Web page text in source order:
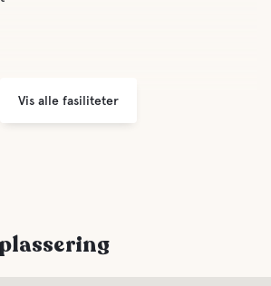
Vis alle fasiliteter